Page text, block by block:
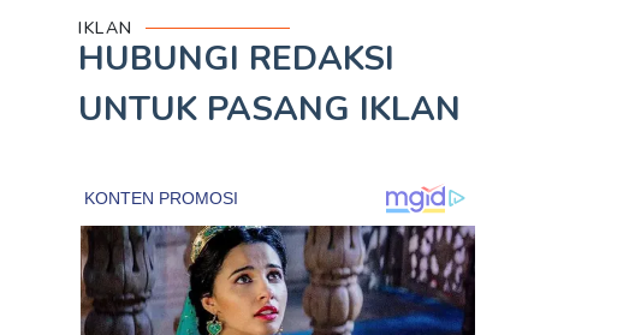
IKLAN
HUBUNGI REDAKSI
UNTUK PASANG IKLAN